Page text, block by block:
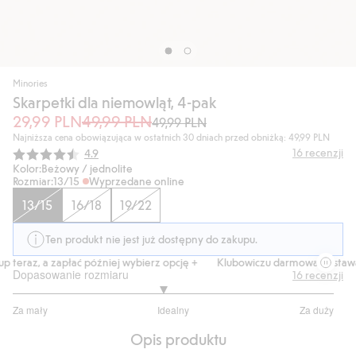
Minories
Skarpetki dla niemowląt, 4-pak
29,99 PLN49,99 PLN49,99 PLN
Najniższa cena obowiązująca w ostatnich 30 dniach przed obniżką: 49,99 PLN
Średnia ocena:
4.9 16 recenzji
Kolor:Beżowy / jednolite
Rozmiar:13/15 Wyprzedane online
13/15 16/18 19/22
Ten produkt nie jest już dostępny do zakupu.
teraz, a zapłać później wybierz opcję +
Klubowiczu darmowa dostawa
Dopasowanie rozmiaru
Za mały Idealny Za duży
na
16 recenzji
Opis produktu